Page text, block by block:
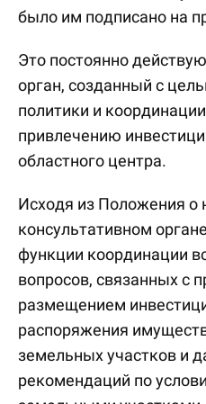
было им подписано на
Это постоянно
орган, созданный с
политики и
привлечению
областного центра.
Исходя из Положения о
консультативном
функции координации
вопросов, связанных с
размещением
распоряжения
земельных участков и
рекомендаций по